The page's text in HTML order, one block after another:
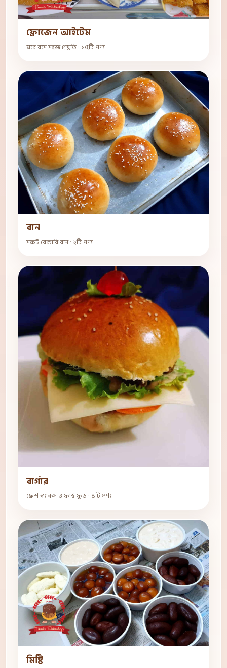
ফ্রোজেন আইটেম
ঘরে বসে সহজ প্রস্তুতি · ১৫টি পণ্য
বান
সফট বেকারি বান · ২টি পণ্য
বার্গার
ফ্রেশ স্ন্যাকস ও ফাস্ট ফুড · ৪টি পণ্য
মিষ্টি